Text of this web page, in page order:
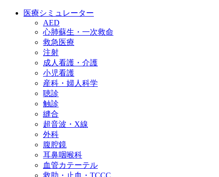
医療シミュレーター
AED
心肺蘇生・一次救命
救急医療
注射
成人看護・介護
小児看護
産科・婦人科学
聴診
触診
縫合
超音波・X線
外科
腹腔鏡
耳鼻咽喉科
血管カテーテル